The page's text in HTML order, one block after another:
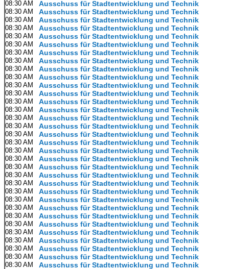
08:30 AM Ausschuss für Stadtentwicklung und Technik
08:30 AM Ausschuss für Stadtentwicklung und Technik
08:30 AM Ausschuss für Stadtentwicklung und Technik
08:30 AM Ausschuss für Stadtentwicklung und Technik
08:30 AM Ausschuss für Stadtentwicklung und Technik
08:30 AM Ausschuss für Stadtentwicklung und Technik
08:30 AM Ausschuss für Stadtentwicklung und Technik
08:30 AM Ausschuss für Stadtentwicklung und Technik
08:30 AM Ausschuss für Stadtentwicklung und Technik
08:30 AM Ausschuss für Stadtentwicklung und Technik
08:30 AM Ausschuss für Stadtentwicklung und Technik
08:30 AM Ausschuss für Stadtentwicklung und Technik
08:30 AM Ausschuss für Stadtentwicklung und Technik
08:30 AM Ausschuss für Stadtentwicklung und Technik
08:30 AM Ausschuss für Stadtentwicklung und Technik
08:30 AM Ausschuss für Stadtentwicklung und Technik
08:30 AM Ausschuss für Stadtentwicklung und Technik
08:30 AM Ausschuss für Stadtentwicklung und Technik
08:30 AM Ausschuss für Stadtentwicklung und Technik
08:30 AM Ausschuss für Stadtentwicklung und Technik
08:30 AM Ausschuss für Stadtentwicklung und Technik
08:30 AM Ausschuss für Stadtentwicklung und Technik
08:30 AM Ausschuss für Stadtentwicklung und Technik
08:30 AM Ausschuss für Stadtentwicklung und Technik
08:30 AM Ausschuss für Stadtentwicklung und Technik
08:30 AM Ausschuss für Stadtentwicklung und Technik
08:30 AM Ausschuss für Stadtentwicklung und Technik
08:30 AM Ausschuss für Stadtentwicklung und Technik
08:30 AM Ausschuss für Stadtentwicklung und Technik
08:30 AM Ausschuss für Stadtentwicklung und Technik
08:30 AM Ausschuss für Stadtentwicklung und Technik
08:30 AM Ausschuss für Stadtentwicklung und Technik
08:30 AM Ausschuss für Stadtentwicklung und Technik